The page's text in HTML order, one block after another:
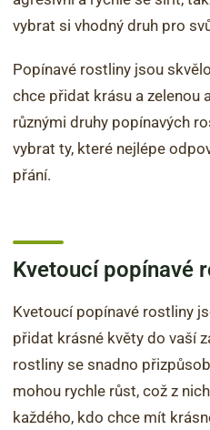
vybrat si vhodný druh pro
Popínavé rostliny jsou
chce přidat krásu a zelenou
různými druhy popínavých
vybrat ty, které nejlépe
přání.
Kvetoucí popínavé
Kvetoucí popínavé rostliny
přidat krásné květy do vaší
rostliny se snadno
mohou rychle růst, což z
každého, kdo chce mít